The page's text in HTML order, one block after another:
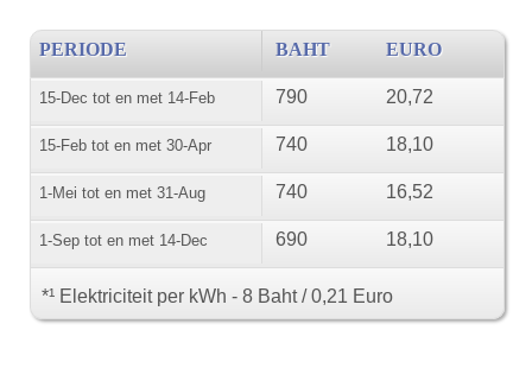
PERIODE BAHT EURO
15-Dec tot en met 14-Feb 790 20,72
15-Feb tot en met 30-Apr 740 18,10
1-Mei tot en met 31-Aug 740 16,52
1-Sep tot en met 14-Dec 690 18,10
*¹ Elektriciteit per kWh - 8 Baht / 0,21 Euro